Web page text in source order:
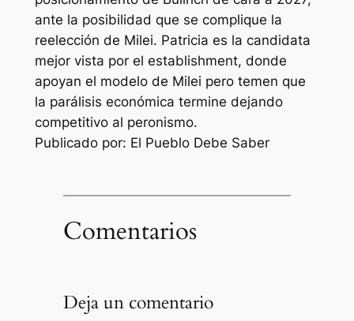
ante la posibilidad que se complique la
reelección de Milei. Patricia es la candidata
mejor vista por el establishment, donde
apoyan el modelo de Milei pero temen que
la parálisis económica termine dejando
competitivo al peronismo.
Publicado por: El Pueblo Debe Saber
Comentarios
Deja un comentario